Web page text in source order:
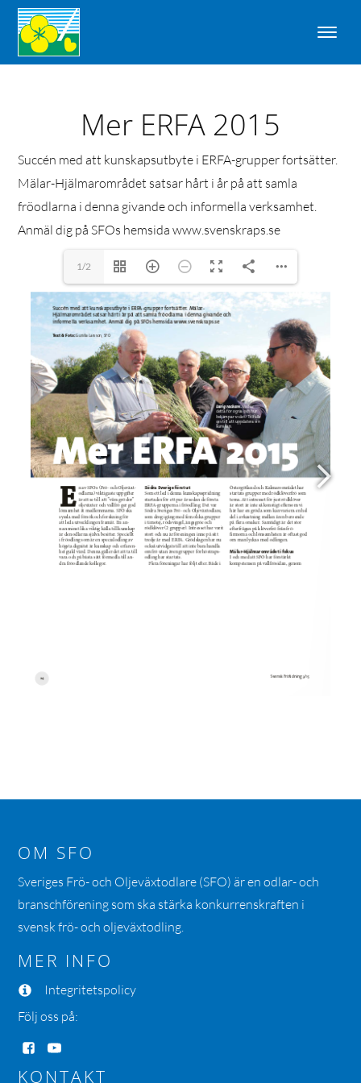
Mer ERFA 2015
Succén med att kunskapsutbyte i ERFA-grupper fortsätter.
Mälar-Hjälmarområdet satsar hårt i år på att samla
fröodlarna i denna givande och informella verksamhet.
Anmäl dig på SFOs hemsida www.svenskraps.se
1/2
OM SFO
Sveriges Frö- och Oljeväxtodlare (SFO) är en odlar- och
branschförening som ska stärka konkurrenskraften i
svensk frö- och oljeväxtodling.
MER INFO
Integritetspolicy
Följ oss på:
KONTAKT